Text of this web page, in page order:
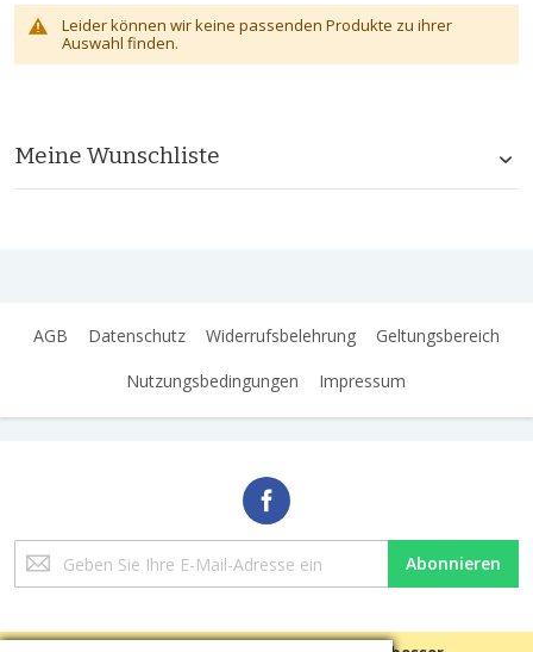
Leider können wir keine passenden Produkte zu ihrer
Auswahl finden.
Meine Wunschliste
AGB Datenschutz Widerrufsbelehrung
Geltungsbereich
Nutzungsbedingungen
Impressum
Melden
Sie
unseren
Abonnieren